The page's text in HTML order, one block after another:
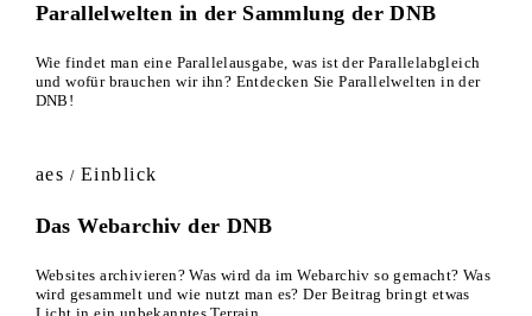
Parallelwelten in der Sammlung der DNB
Wie findet man eine Parallelausgabe, was ist der Parallelabgleich
und wofür brauchen wir ihn? Entdecken Sie Parallelwelten in der
DNB!
aes / Einblick
Das Webarchiv der DNB
Websites archivieren? Was wird da im Webarchiv so gemacht? Was
wird gesammelt und wie nutzt man es? Der Beitrag bringt etwas